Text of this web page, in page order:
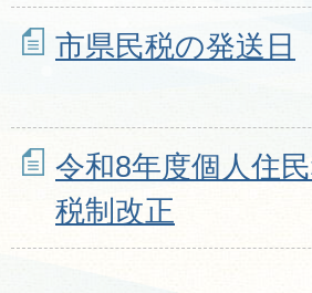
市県民税の発送日
令和8年度個人住
税制改正